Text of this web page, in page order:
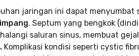
jaringan ini dapat menyumbat
. Septum yang bengkok
saluran sinus, membuat
Komplikasi kondisi seperti cystic